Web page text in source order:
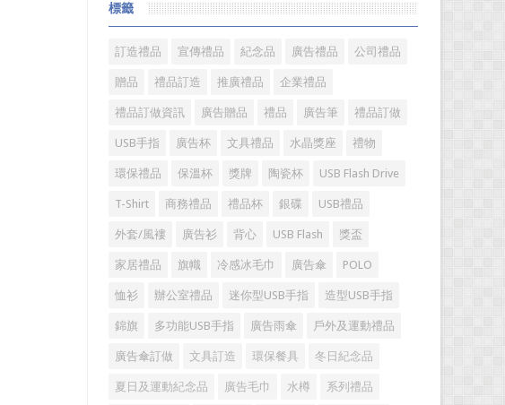
方式。成功的經銷商是從保持並鞏固現有顧客的基礎上不斷
增加新顧客，這樣才能使銷售額越來越多，銷售業績越來越
好，老客戶的數量當...
標籤
訂造禮品 宣傳禮品 紀念品 廣告禮品 公司禮品
贈品 禮品訂造 推廣禮品 企業禮品
禮品訂做資訊 廣告贈品 禮品 廣告筆 禮品訂做
USB手指 廣告杯 文具禮品 水晶獎座 禮物
環保禮品 保溫杯 獎牌 陶瓷杯 USB Flash Drive
T-Shirt 商務禮品 禮品杯 銀碟 USB禮品
外套/風褸 廣告衫 背心 USB Flash 獎盃
家居禮品 旗幟 冷感冰毛巾 廣告傘 POLO
恤衫 辦公室禮品 迷你型USB手指 造型USB手指
錦旗 多功能USB手指 廣告雨傘 戶外及運動禮品
廣告傘訂做 文具訂造 環保餐具 冬日紀念品
夏日及運動紀念品 廣告毛巾 水樽 系列禮品